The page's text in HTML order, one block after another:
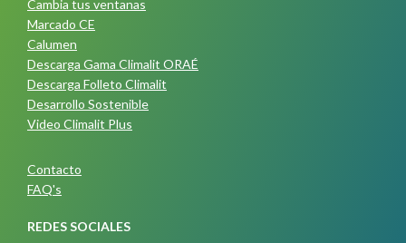
Cambia tus ventanas
Marcado CE
Calumen
Descarga Gama Climalit ORAÉ
Descarga Folleto Climalit
Desarrollo Sostenible
Video Climalit Plus
Contacto
FAQ's
REDES SOCIALES